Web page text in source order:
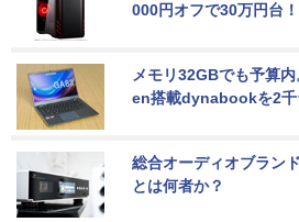
000円オフで30万円台！
メモリ32GBでも予算
en搭載dynabookを2千
総合オーディオブラン
とは何者か？